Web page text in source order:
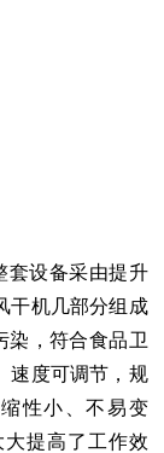
套设备采由提升
干机几部分组成
染，符合食品卫
速度可调节，规
性小、不易变
提高了工作效